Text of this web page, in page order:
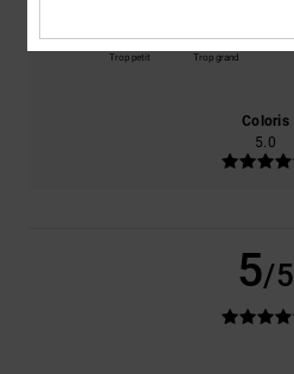
Trop petit Trop grand
Coloris
5.0
5/5